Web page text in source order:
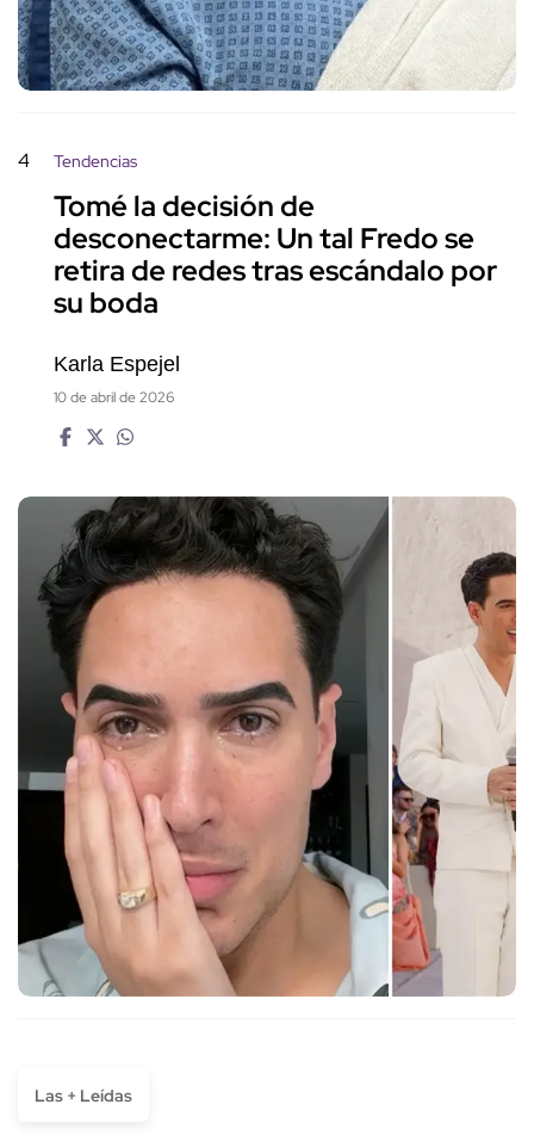
4 Tendencias
Tomé la decisión de
desconectarme: Un tal Fredo se
retira de redes tras escándalo por
su boda
Karla Espejel
10 de abril de 2026
Las + Leídas